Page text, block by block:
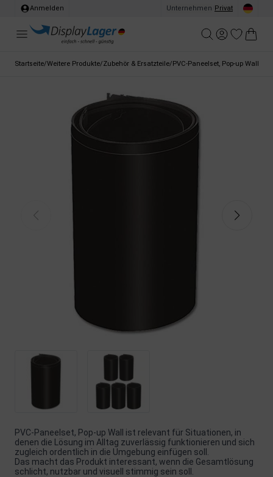
Anmelden Unternehmen Privat
Startseite/Weitere Produkte/Zubehör & Ersatzteile/PVC-Paneelset, Pop-up Wall,
PVC-Paneelset, Pop-up Wall ist relevant für Situationen, in
denen die Lösung im Alltag zuverlässig funktionieren und sich
zugleich ordentlich in die Umgebung einfügen soll.
Das macht das Produkt interessant, wenn die Gesamtlösung
schlicht, nutzbar und visuell stimmig sein soll.